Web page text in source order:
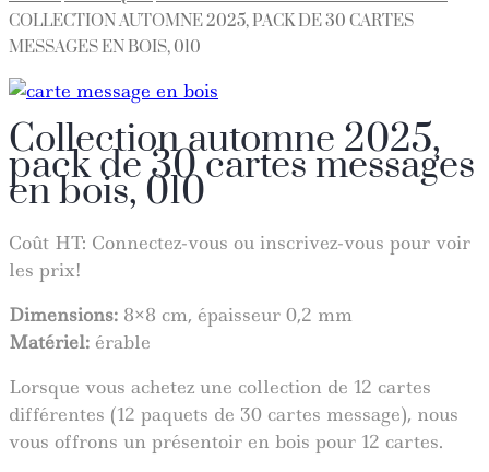
COLLECTION AUTOMNE 2025, PACK DE 30 CARTES
MESSAGES EN BOIS, 010
Collection automne 2025,
pack de 30 cartes messages
en bois, 010
Coût HT: Connectez-vous ou inscrivez-vous pour voir
les prix!
Dimensions: 8×8 cm, épaisseur 0,2 mm
Matériel: érable
Lorsque vous achetez une collection de 12 cartes
différentes (12 paquets de 30 cartes message), nous
vous offrons un présentoir en bois pour 12 cartes.